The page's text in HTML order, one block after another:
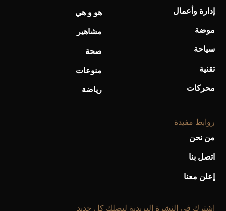
أحذية Mary Jane: ترف وأناقة للرجال
إدارة وأعمال
موضة
سياحة
تقنية
محركات
هو و هي
مشاهير
صحة
منوعات
رياضة
روابط مفيدة
من نحن
اتصل بنا
إعلن معنا
إشترك فى النشرة البريدية ليصلك كل جديد